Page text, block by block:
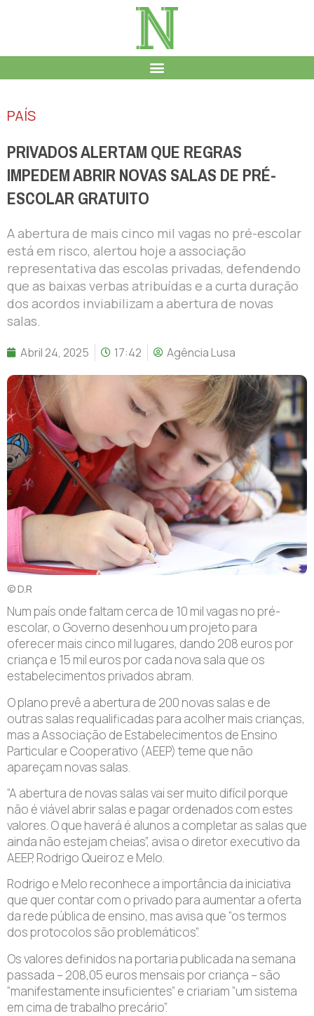
PAÍS
PRIVADOS ALERTAM QUE REGRAS
IMPEDEM ABRIR NOVAS SALAS DE PRÉ-
ESCOLAR GRATUITO
A abertura de mais cinco mil vagas no pré-escolar
está em risco, alertou hoje a associação
representativa das escolas privadas, defendendo
que as baixas verbas atribuídas e a curta duração
dos acordos inviabilizam a abertura de novas
salas.
Abril 24, 2025 17:42 Agência Lusa
© D.R
Num país onde faltam cerca de 10 mil vagas no pré-
escolar, o Governo desenhou um projeto para
oferecer mais cinco mil lugares, dando 208 euros por
criança e 15 mil euros por cada nova sala que os
estabelecimentos privados abram.
O plano prevê a abertura de 200 novas salas e de
outras salas requalificadas para acolher mais crianças,
mas a Associação de Estabelecimentos de Ensino
Particular e Cooperativo (AEEP) teme que não
apareçam novas salas.
“A abertura de novas salas vai ser muito difícil porque
não é viável abrir salas e pagar ordenados com estes
valores. O que haverá é alunos a completar as salas que
ainda não estejam cheias”, avisa o diretor executivo da
AEEP, Rodrigo Queiroz e Melo.
Rodrigo e Melo reconhece a importância da iniciativa
que quer contar com o privado para aumentar a oferta
da rede pública de ensino, mas avisa que “os termos
dos protocolos são problemáticos”.
Os valores definidos na portaria publicada na semana
passada – 208,05 euros mensais por criança – são
“manifestamente insuficientes” e criariam “um sistema
em cima de trabalho precário”.